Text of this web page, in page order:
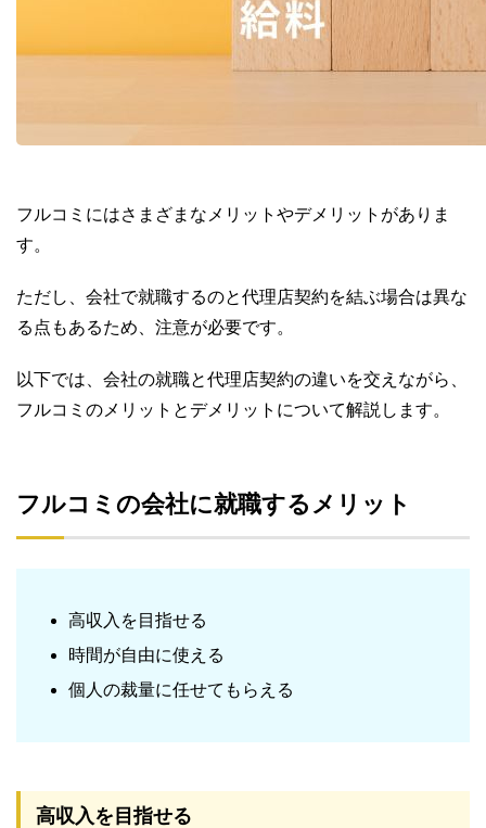
フルコミにはさまざまなメリットやデメリットがありま
す。
ただし、会社で就職するのと代理店契約を結ぶ場合は異な
る点もあるため、注意が必要です。
以下では、会社の就職と代理店契約の違いを交えながら、
フルコミのメリットとデメリットについて解説します。
フルコミの会社に就職するメリット
高収入を目指せる
時間が自由に使える
個人の裁量に任せてもらえる
高収入を目指せる